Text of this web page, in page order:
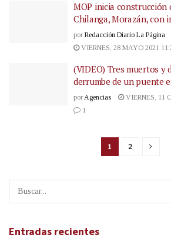
MOP inicia construcción
Chilanga, Morazán, con
por Redacción Diario La Página
VIERNES, 28 MAYO 2021
(VIDEO) Tres muertos y
derrumbe de un puente
porAgencias
VIERNES, 11
1
1 2
Entradas recientes